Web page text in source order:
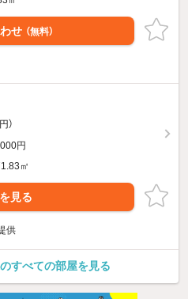
せ （無料）
）
円
㎡
見る
供
すべての部屋を見る